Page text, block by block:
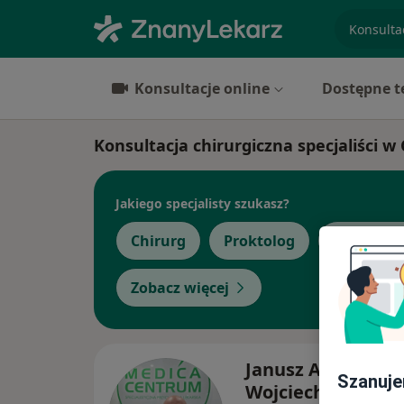
Konsultacje online Dostępne
Konsultacja chirurgiczna specjaliści w
Jakiego specjalisty szukasz?
Chirurg Proktolog
Zobacz więcej
Janusz Andrzej
Wojciechowski